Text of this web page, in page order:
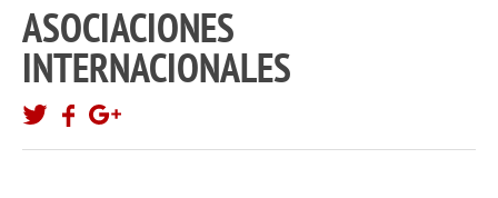
ASOCIACIONES
INTERNACIONALES